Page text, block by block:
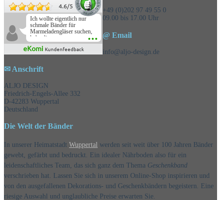
4.6/5
Ich wollte eigentlich nur
schmale Bänder für
Marmeladengläser suchen,
habe die
Überraschungsbänder
mitbestellt und war positiv
eKomi Kundenfeedback
+49 (0)202 97 49 55 0
09.00 bis 17.00 Uhr
@ Email
info@aljo-design.de
✉ Anschrift
ALJO DESIGN
Friedrich-Engels-Allee 332
D-42283 Wuppertal
Deutschland
Die Welt der Bänder
In unserer Heimatstadt Wuppertal werden seit weit über 100 Jahren Bänder
gewebt, gefärbt und bedruckt. Ein idealer Nährboden also für ein
leidenschaftliches Team, das sich ganz dem Thema Geschenkband
verschrieben hat. Lassen Sie sich in unserem Online-Shop inspirieren und
von den ausgefallenen Dekorations- und Geschenkbändern begeistern. Eine
riesige Auswahl und unglaubliche Preise erwarten Sie.